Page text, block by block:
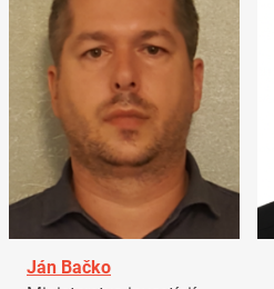
Ján Bačko